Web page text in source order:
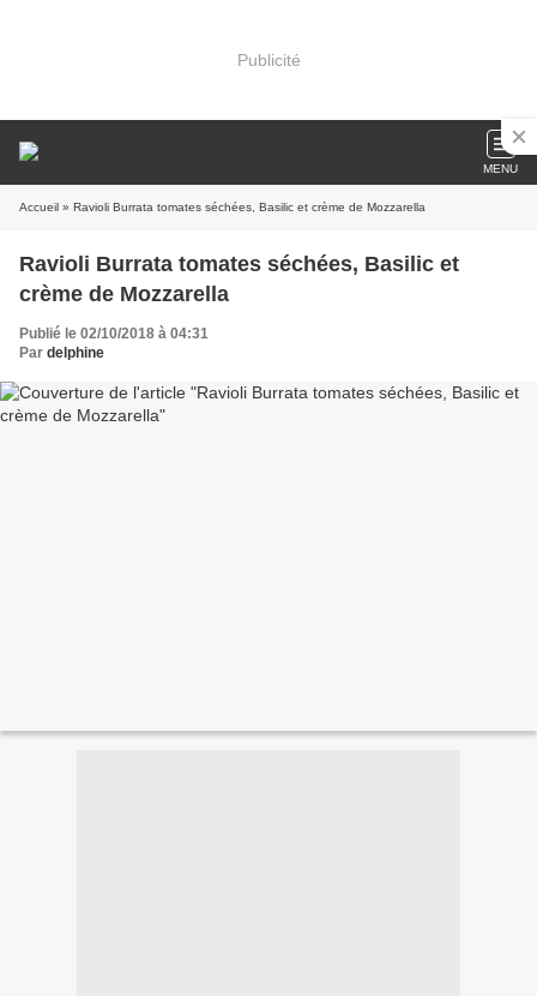
Publicité
MENU
Accueil » Ravioli Burrata tomates séchées, Basilic et crème de Mozzarella
Ravioli Burrata tomates séchées, Basilic et
crème de Mozzarella
Publié le 02/10/2018 à 04:31
Par delphine